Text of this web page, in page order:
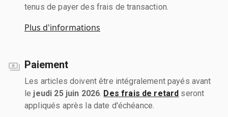
tenus de payer des frais de transaction.
Plus d'informations
Paiement
Les articles doivent être intégralement payés avant
le jeudi 25 juin 2026 Des frais de retard seront
appliqués après la date d'échéance.